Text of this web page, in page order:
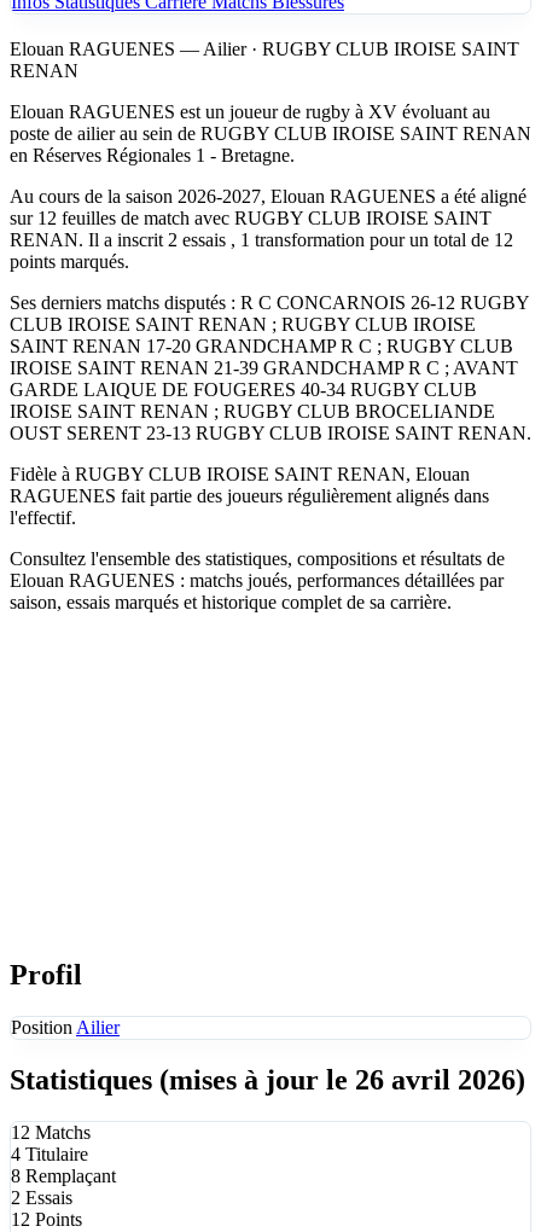
Elouan RAGUENES — Ailier · RUGBY CLUB IROISE SAINT
RENAN
Elouan RAGUENES est un joueur de rugby à XV évoluant au
poste de ailier au sein de RUGBY CLUB IROISE SAINT RENAN
en Réserves Régionales 1 - Bretagne.
Au cours de la saison 2026-2027, Elouan RAGUENES a été aligné
sur 12 feuilles de match avec RUGBY CLUB IROISE SAINT
RENAN. Il a inscrit 2 essais , 1 transformation pour un total de 12
points marqués.
Ses derniers matchs disputés : R C CONCARNOIS 26-12 RUGBY
CLUB IROISE SAINT RENAN ; RUGBY CLUB IROISE
SAINT RENAN 17-20 GRANDCHAMP R C ; RUGBY CLUB
IROISE SAINT RENAN 21-39 GRANDCHAMP R C ; AVANT
GARDE LAIQUE DE FOUGERES 40-34 RUGBY CLUB
IROISE SAINT RENAN ; RUGBY CLUB BROCELIANDE
OUST SERENT 23-13 RUGBY CLUB IROISE SAINT RENAN.
Fidèle à RUGBY CLUB IROISE SAINT RENAN, Elouan
RAGUENES fait partie des joueurs régulièrement alignés dans
l'effectif.
Consultez l'ensemble des statistiques, compositions et résultats de
Elouan RAGUENES : matchs joués, performances détaillées par
saison, essais marqués et historique complet de sa carrière.
Profil
Position Ailier
Statistiques (mises à jour le 26 avril 2026)
12 Matchs
4 Titulaire
8 Remplaçant
2 Essais
12 Points